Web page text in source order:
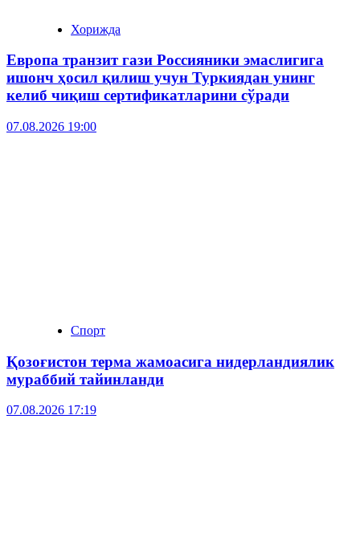
Хорижда
Европа транзит гази Россияники эмаслигига
ишонч ҳосил қилиш учун Туркиядан унинг
келиб чиқиш сертификатларини сўради
07.08.2026 19:00
Спорт
Қозоғистон терма жамоасига нидерландиялик
мураббий тайинланди
07.08.2026 17:19